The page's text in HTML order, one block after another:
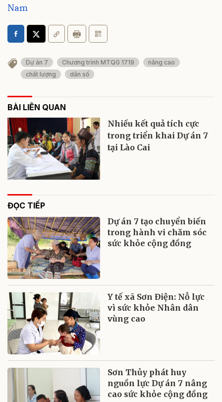
Nam
Dự án 7 Chương trình MTQG 1719
nâng cao
chất lượng
dân số
BÀI LIÊN QUAN
Nhiều kết quả tích cực
trong triển khai Dự án 7
tại Lào Cai
ĐỌC TIẾP
Dự án 7 tạo chuyển biến
trong hành vi chăm sóc
sức khỏe cộng đồng
Y tế xã Sơn Điện: Nỗ lực
vì sức khỏe Nhân dân
vùng cao
Sơn Thủy phát huy
nguồn lực Dự án 7 nâng
cao sức khỏe cộng đồng